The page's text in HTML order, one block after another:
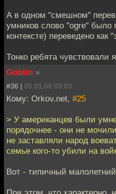
А в одном "смешном"
умников слово "ogre" было
контексте) переведено как
Тонко ребята чувствовали
Goblin »
#36 | 05.01.08 03:03
Кому: Orkov.net, #25
> У американцев были
порядочнее - они не
не заставляли народ
семье кого-то убили на
Вот - типичный